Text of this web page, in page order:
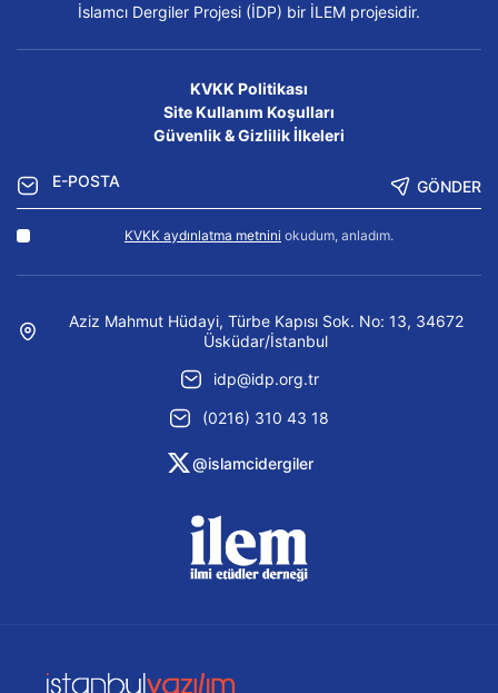
İslamcı Dergiler Projesi (İDP) bir İLEM projesidir.
KVKK Politikası
Site Kullanım Koşulları
Güvenlik & Gizlilik İlkeleri
GÖNDER
KVKK aydınlatma metnini okudum, anladım.
Aziz Mahmut Hüdayi, Türbe Kapısı Sok. No: 13, 34672
Üsküdar/İstanbul
idp@idp.org.tr
(0216) 310 43 18
@islamcidergiler